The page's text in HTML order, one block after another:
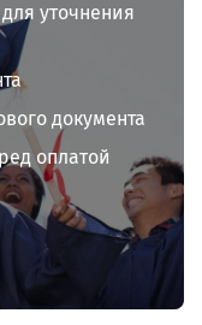
уточнения
документа
оплатой